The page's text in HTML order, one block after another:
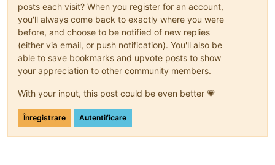
posts each visit? When you register for an account,
you'll always come back to exactly where you were
before, and choose to be notified of new replies
(either via email, or push notification). You'll also be
able to save bookmarks and upvote posts to show
your appreciation to other community members.
With your input, this post could be even better 💗
Înregistrare Autentificare